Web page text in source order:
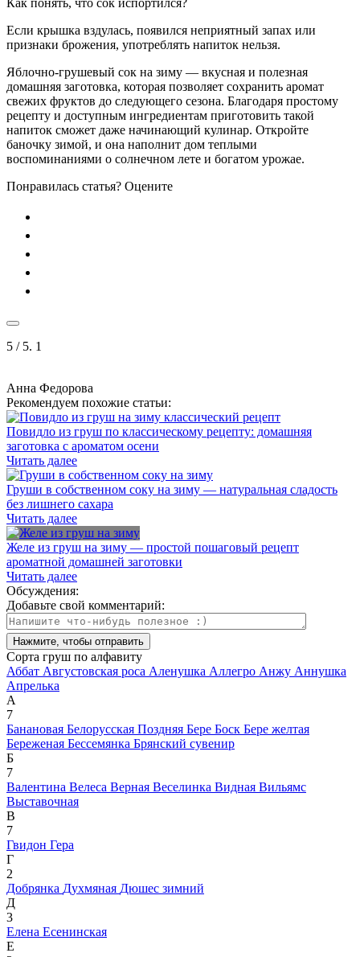
Если крышка вздулась, появился неприятный запах или
признаки брожения, употреблять напиток нельзя.
Яблочно-грушевый сок на зиму — вкусная и полезная
домашняя заготовка, которая позволяет сохранить аромат
свежих фруктов до следующего сезона. Благодаря простому
рецепту и доступным ингредиентам приготовить такой
напиток сможет даже начинающий кулинар. Откройте
баночку зимой, и она наполнит дом теплыми
воспоминаниями о солнечном лете и богатом урожае.
Понравилась статья? Оцените
5 / 5. 1
Анна Федорова
Рекомендуем похожие статьи:
Повидло из груш по классическому рецепту: домашняя
заготовка с ароматом осени
Читать далее
Груши в собственном соку на зиму — натуральная сладость
без лишнего сахара
Читать далее
Желе из груш на зиму — простой пошаговый рецепт
ароматной домашней заготовки
Читать далее
Обсуждения:
Добавьте свой комментарий:
Сорта груш по алфавиту
Аббат Августовская роса Аленушка Аллегро Анжу Аннушка
Апрелька
А
7
Банановая Белорусская Поздняя Бере Боск Бере желтая
Береженая Бессемянка Брянский сувенир
Б
7
Валентина Велеса Верная Веселинка Видная Вильямс
Выставочная
В
7
Гвидон Гера
Г
2
Добрянка Духмяная Дюшес зимний
Д
3
Елена Есенинская
Е